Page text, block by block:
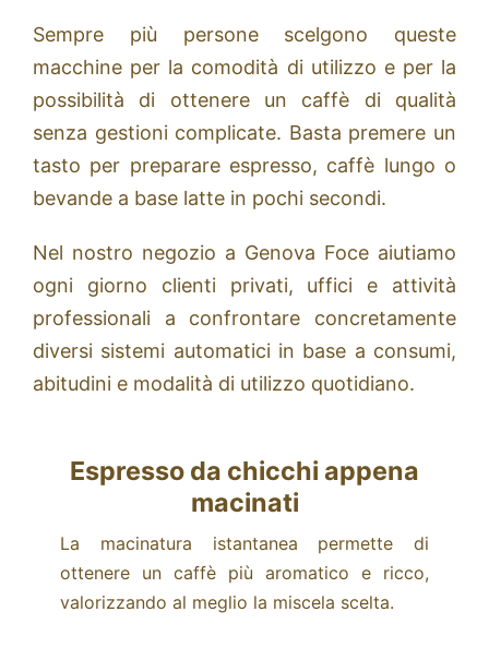
Sempre più persone scelgono queste
macchine per la comodità di utilizzo e per la
possibilità di ottenere un caffè di qualità
senza gestioni complicate. Basta premere un
tasto per preparare espresso, caffè lungo o
bevande a base latte in pochi secondi.
Nel nostro negozio a Genova Foce aiutiamo
ogni giorno clienti privati, uffici e attività
professionali a confrontare concretamente
diversi sistemi automatici in base a consumi,
abitudini e modalità di utilizzo quotidiano.
Espresso da chicchi appena
macinati
La macinatura istantanea permette di
ottenere un caffè più aromatico e ricco,
valorizzando al meglio la miscela scelta.